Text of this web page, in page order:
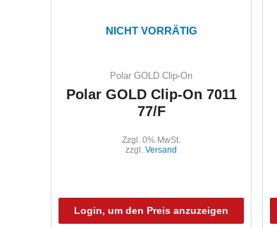
NICHT VORRÄTIG
Polar GOLD Clip-On
Polar GOLD Clip-On 7011
77/F
Login, um den Preis anzuzeigen
Zzgl. 0% MwSt.
zzgl. Versand